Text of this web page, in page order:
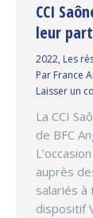
CCI
leur
2022, Les
Par France
Laisser un
La CCI
de BFC
auprès
salariés
dispositif